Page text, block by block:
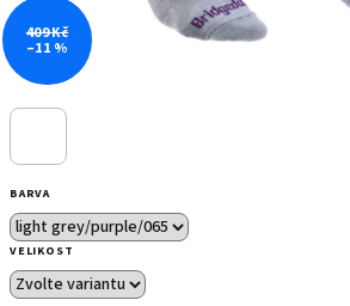
BARVA
VELIKOST
409 Kč
–11 %